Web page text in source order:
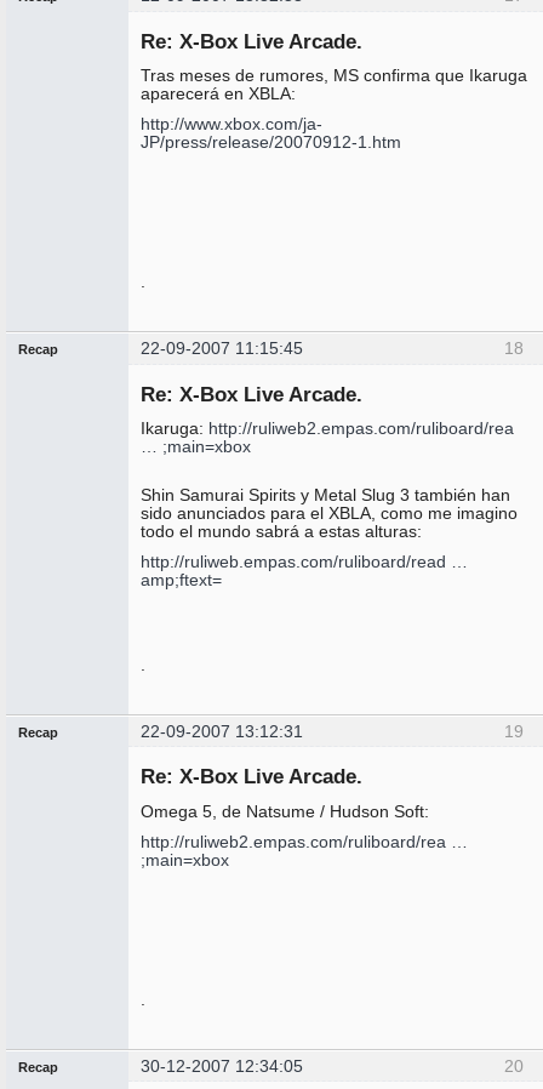
Re: X-Box Live Arcade.
Tras meses de rumores, MS confirma que Ikaruga
aparecerá en XBLA:
http://www.xbox.com/ja-
JP/press/release/20070912-1.htm
18
Recap 22-09-2007 11:15:45
Re: X-Box Live Arcade.
Ikaruga: http://ruliweb2.empas.com/ruliboard/rea
… ;main=xbox
Shin Samurai Spirits y Metal Slug 3 también han
sido anunciados para el XBLA, como me imagino
todo el mundo sabrá a estas alturas:
http://ruliweb.empas.com/ruliboard/read …
amp;ftext=
19
Recap 22-09-2007 13:12:31
Re: X-Box Live Arcade.
Omega 5, de Natsume / Hudson Soft:
http://ruliweb2.empas.com/ruliboard/rea …
;main=xbox
20
Recap 30-12-2007 12:34:05